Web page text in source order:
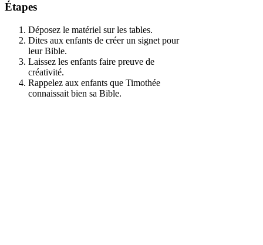
Étapes
Déposez le matériel sur les tables.
Dites aux enfants de créer un signet pour
leur Bible.
Laissez les enfants faire preuve de
créativité.
Rappelez aux enfants que Timothée
connaissait bien sa Bible.